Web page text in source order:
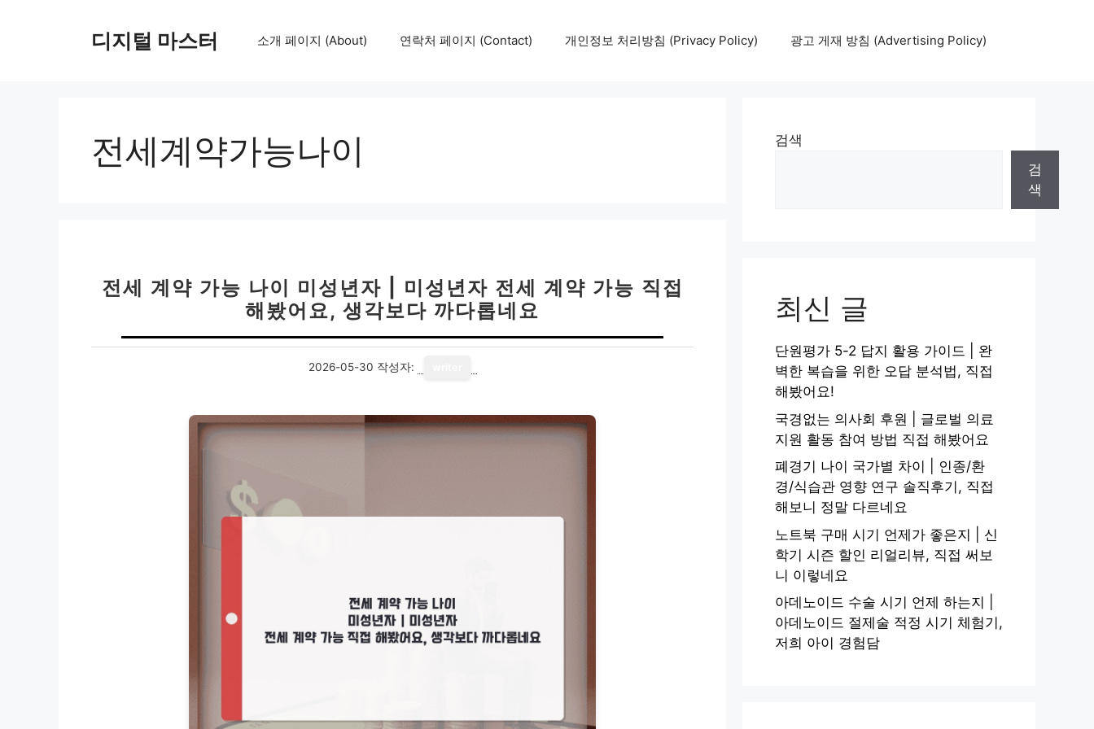
디지털 마스터 소개 페이지 (About) 연락처 페이지 (Contact) 개인정보 처리방침 (Privacy Policy) 광고 게재 방침 (Advertising Policy)
전세계약가능나이
전세 계약 가능 나이 미성년자 | 미성년자 전세 계약 가능 직접
해봤어요, 생각보다 까다롭네요
2026-05-30 작성자:
검색
검
색
최신 글
단원평가 5-2 답지 활용 가이드 | 완
벽한 복습을 위한 오답 분석법, 직접
해봤어요!
국경없는 의사회 후원 | 글로벌 의료
지원 활동 참여 방법 직접 해봤어요
폐경기 나이 국가별 차이 | 인종/환
경/식습관 영향 연구 솔직후기, 직접
해보니 정말 다르네요
노트북 구매 시기 언제가 좋은지 | 신
학기 시즌 할인 리얼리뷰, 직접 써보
니 이렇네요
아데노이드 수술 시기 언제 하는지 |
아데노이드 절제술 적정 시기 체험기,
저희 아이 경험담